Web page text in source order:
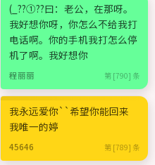
(_??①??曰：老公，在那呀。
我好想你呀，你怎么不给我打
电话啊。你的手机我打怎么停
机了啊。我好想你
程丽丽 第 [790] 条
我永远爱你``希望你能回来
我唯一的婷
45646 第 [789] 条